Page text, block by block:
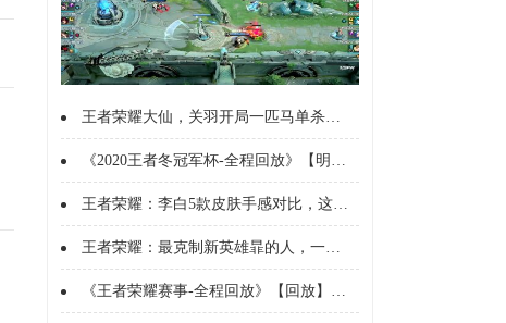
王者荣耀大仙，关羽开局一匹马单杀夏侯，后期简单一踩旋转直接秒C
《2020王者冬冠军杯-全程回放》【明星表演赛】全是明星表演赛入场采访相互放狠话
王者荣耀：李白5款皮肤手感对比，这皮肤比荣耀典藏性价比还高？}
王者荣耀：最克制新英雄暃的人，一定是猴子没有之一}
《王者荣耀赛事-全程回放》【回放】KPL夏季赛AGvsTTG第1局}